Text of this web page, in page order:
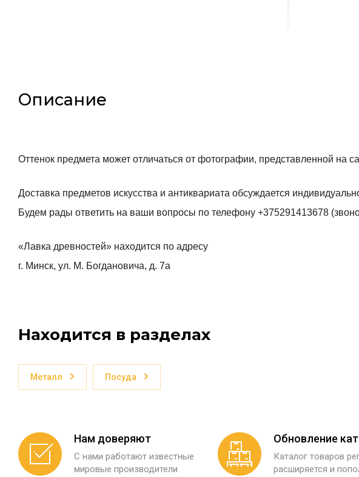
Описание
Оттенок предмета может отличаться от фотографии, представленной на
Доставка предметов искусства и антиквариата обсуждается
Будем рады ответить на ваши вопросы по телефону +375291413678
«Лавка древностей» находится по адресу
г. Минск, ул. М. Богдановича, д. 7а
Находится в разделах
Металл Посуда
Нам доверяют
С нами работают известные
мировые производители
Обновление
Каталог товаров
расширяется и